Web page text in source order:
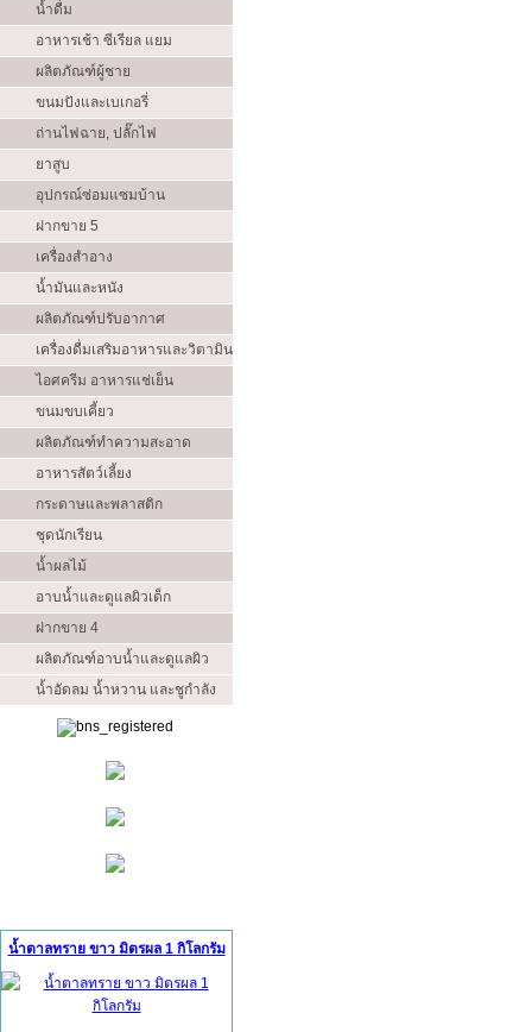
น้ำดื่ม
อาหารเช้า ซีเรียล แยม
ผลิตภัณฑ์ผู้ชาย
ขนมปังและเบเกอรี่
ถ่านไฟฉาย, ปลั๊กไฟ
ยาสูบ
อุปกรณ์ซ่อมแซมบ้าน
ฝากขาย 5
เครื่องสำอาง
น้ำมันและหนัง
ผลิตภัณฑ์ปรับอากาศ
เครื่องดื่มเสริมอาหารและวิตามิน
ไอศครีม อาหารแช่เย็น
ขนมขบเคี้ยว
ผลิตภัณฑ์ทำความสะอาด
อาหารสัตว์เลี้ยง
กระดาษและพลาสติก
ชุดนักเรียน
น้ำผลไม้
อาบน้ำและดูแลผิวเด็ก
ฝากขาย 4
ผลิตภัณฑ์อาบน้ำและดูแลผิว
น้ำอัดลม น้ำหวาน และชูกำลัง
น้ำตาลทราย ขาว มิตรผล 1 กิโลกรัม